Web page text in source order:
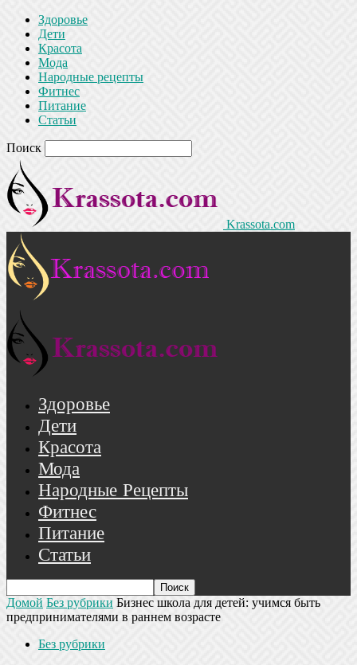
Здоровье
Дети
Красота
Мода
Народные рецепты
Фитнес
Питание
Статьи
Поиск
Krassota.com
Здоровье
Дети
Красота
Мода
Народные Рецепты
Фитнес
Питание
Статьи
Домой Без рубрики Бизнес школа для детей: учимся быть
предпринимателями в раннем возрасте
Без рубрики